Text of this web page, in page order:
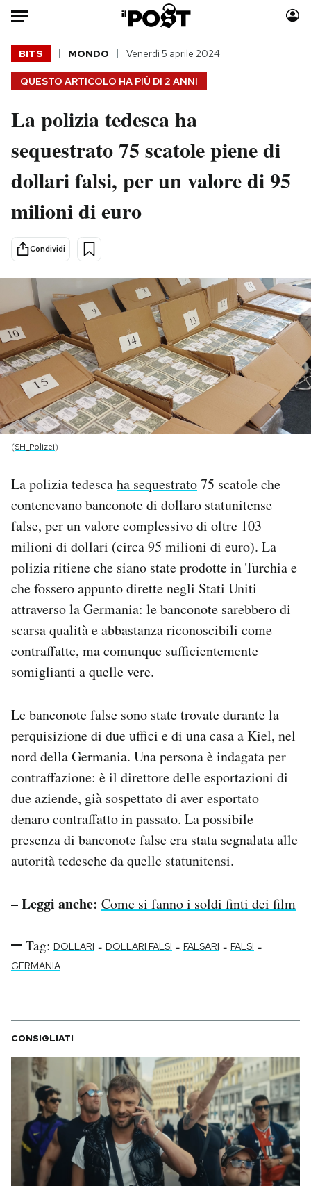
Auto
HOME
Italia
Politica
Tecnologia
Scienza
Cultura
Economia
Sport
Moda
Consumismi
Storie/Idee
Mondiali calcio 2026
PODCAST
NEWSLETTER
I MIEI PREFERITI
SHOP
CALENDARIO
AREA PERSONALE
Area Personale
Newsletter
Notifiche mobile
Regala il Post
Hai bisogno di aiuto?
QUESTO ARTICOLO HA PIÙ DI 2 ANNI
BITS MONDO Venerdì 5 aprile 2024
La polizia tedesca ha
sequestrato 75 scatole piene di
dollari falsi, per un valore di 95
milioni di euro
Condividi
(SH_Polizei)
La polizia tedescaha sequestrato75 scatole che
contenevano banconote di dollaro statunitense
false, per un valore complessivo di oltre 103
milioni di dollari (circa 95 milioni di euro). La
polizia ritiene che siano state prodotte in Turchia e
che fossero appunto dirette negli Stati Uniti
attraverso la Germania: le banconote sarebbero di
scarsa qualità e abbastanza riconoscibili come
contraffatte, ma comunque sufficientemente
somiglianti a quelle vere.
Le banconote false sono state trovate durante la
perquisizione di due uffici e di una casa a Kiel, nel
nord della Germania. Una persona è indagata per
contraffazione: è il direttore delle esportazioni di
due aziende, già sospettato di aver esportato
denaro contraffatto in passato. La possibile
presenza di banconote false era stata segnalata alle
autorità tedesche da quelle statunitensi.
– Leggi anche: Come si fanno i soldi finti dei film
Tag: DOLLARI - DOLLARI FALSI - FALSARI - FALSI -
GERMANIA
CONSIGLIATI